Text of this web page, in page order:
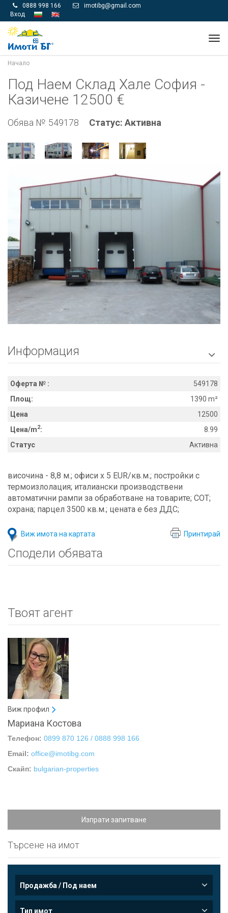
 0888 998 166 
imotibg@gmail.com
Вход
Начало
Под Наем Склад Хале София -
Казичене 12500 €
Обява №: 549178 Статус: Активна
Информация 
Оферта № :
549178
Площ:
1390 m²
Цена
12500
Цена/m2:
8.99
Статус
Активна
височина - 8,8 м.; офиси x 5 EUR/кв.м.; постройки с
термоизлолация; италиански производствени
автоматични рампи за обработване на товарите; СОТ;
охрана; парцел 3500 кв.м.; цената е без ДДС;
Виж имота на картата Принтирай
Сподели обявата
Твоят агент
Виж профил
Мариана Костова
Телефон: 0899 870 126 / 0888 998 166
Email: office@imotibg.com
Скайп: bulgarian-properties
Изпрати запитване
Търсене на имот
Продажба / Под наем
Тип имот